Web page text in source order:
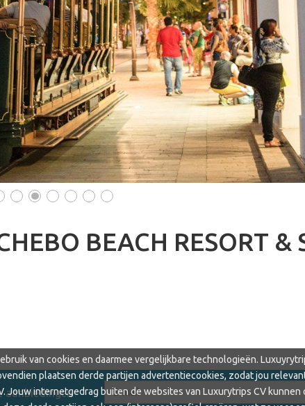
van cookies en daarmee vergelijkbare technologieën.
plaatsen derde partijen advertentiecookies, zodat jou
internetgedrag buiten de websites van Luxurytrips CV kunnen
• • • • • •
BEACH RESORT &
aanbiedingen